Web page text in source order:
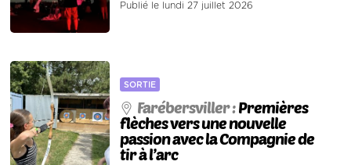
Publié le lundi 27 juillet 2026
SORTIE
Farébersviller :Premières
flèches vers une nouvelle
passion avec la Compagnie de
tir à l’arc